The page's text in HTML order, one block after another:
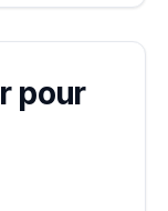
pour